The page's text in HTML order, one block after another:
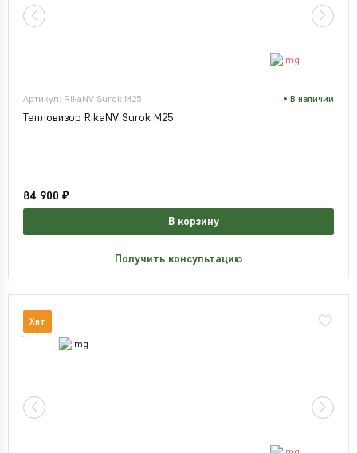
Артикул: RikaNV Surok M25 В наличии
Тепловизор RikaNV Surok M25
84 900 ₽
В корзину
Получить консультацию
Хит